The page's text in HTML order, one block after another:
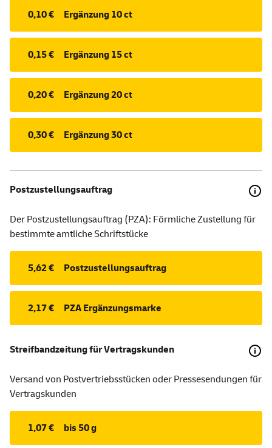
0,10 € Ergänzung 10 ct
0,15 € Ergänzung 15 ct
0,20 € Ergänzung 20 ct
0,30 € Ergänzung 30 ct
Postzustellungsauftrag
Der Postzustellungsauftrag (PZA): Förmliche Zustellung für
bestimmte amtliche Schriftstücke
5,62 € Postzustellungsauftrag
2,17 € PZA Ergänzungsmarke
Streifbandzeitung für Vertragskunden
Versand von Postvertriebsstücken oder Pressesendungen für
Vertragskunden
1,07 € bis 50 g